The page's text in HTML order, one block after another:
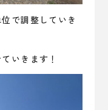
で調整していき
いきます！